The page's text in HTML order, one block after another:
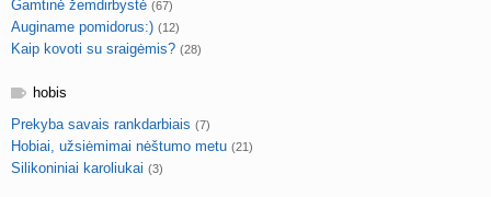
Gamtinė žemdirbystė (67)
Auginame pomidorus:) (12)
Kaip kovoti su sraigėmis? (28)
hobis
Prekyba savais rankdarbiais (7)
Hobiai, užsiėmimai nėštumo metu (21)
Silikoniniai karoliukai (3)